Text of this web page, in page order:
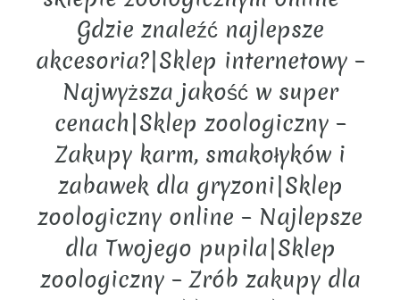
Gdzie znaleźć najlepsze
akcesoria?|Sklep internetowy –
Najwyższa jakość w super
cenach|Sklep zoologiczny –
Zakupy karm, smakołyków i
zabawek dla gryzoni|Sklep
zoologiczny online – Najlepsze
dla Twojego pupila|Sklep
zoologiczny – Zrób zakupy dla